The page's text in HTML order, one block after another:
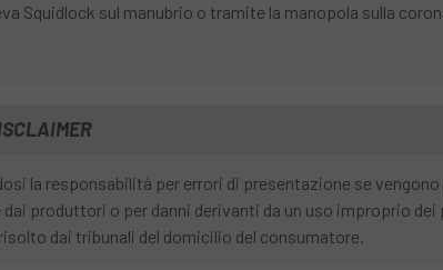
sul manubrio o tramite la manopola sulla
la responsabilità per errori di presentazione se vengono
produttori o per danni derivanti da un uso improprio
dai tribunali del domicilio del consumatore.